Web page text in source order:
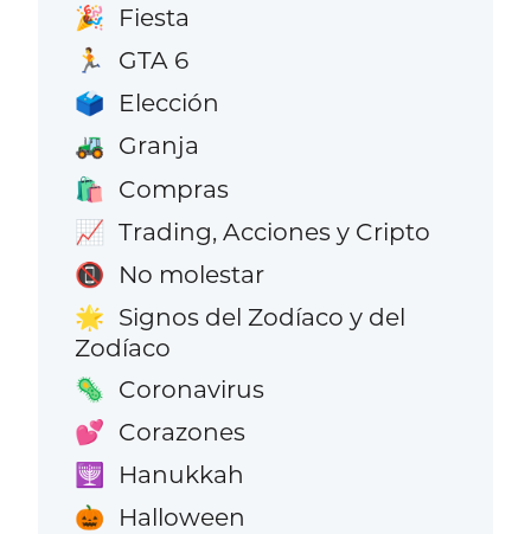
🎉 Fiesta
🏃 GTA 6
🗳️ Elección
🚜 Granja
🛍️ Compras
📈 Trading, Acciones y Cripto
📵 No molestar
🌟 Signos del Zodíaco y del
Zodíaco
🦠 Coronavirus
💕 Corazones
🕎 Hanukkah
🎃 Halloween